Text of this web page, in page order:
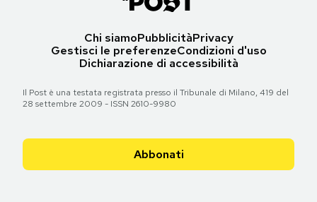
Chi siamoPubblicitàPrivacy
Gestisci le preferenzeCondizioni d'uso
Dichiarazione di accessibilità
Il Post è una testata registrata presso il Tribunale di Milano, 419 del
28 settembre 2009 - ISSN 2610-9980
Abbonati